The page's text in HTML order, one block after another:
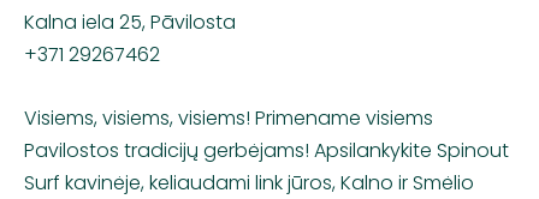
Kalna iela 25, Pāvilosta
+371 29267462
Visiems, visiems, visiems! Primename visiems
Pavilostos tradicijų gerbėjams! Apsilankykite Spinout
Surf kavinėje, keliaudami link jūros, Kalno ir Smėlio